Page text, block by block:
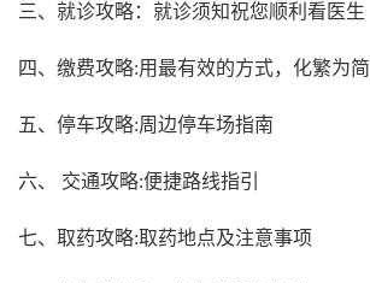
三、就诊攻略：就诊须知祝您顺利看医生
四、缴费攻略:用最有效的方式，化繁为简
五、停车攻略:周边停车场指南
六、 交通攻略:便捷路线指引
七、取药攻略:取药地点及注意事项